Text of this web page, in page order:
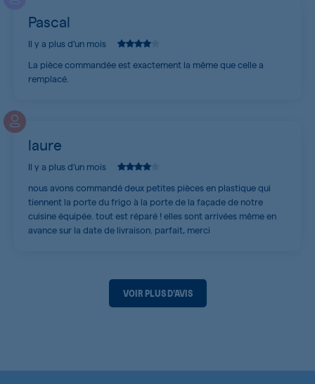
Pascal
Il y a plus d’un mois
La pièce commandée est exactement la même que celle a
remplacé.
laure
Il y a plus d’un mois
nous avons commandé deux petites pièces en plastique qui
tiennent la porte du frigo à la porte de la façade de notre
cuisine équipée. tout est réparé ! elles sont arrivées même en
avance sur la date de livraison. parfait, merci
VOIR PLUS D'AVIS